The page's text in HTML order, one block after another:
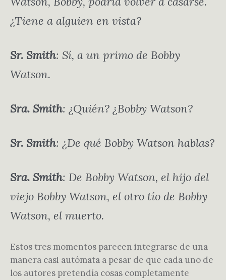
¿Tiene a alguien en vista?
Sr. Smith: Sí, a un primo de Bobby
Watson.
Sra. Smith: ¿Quién? ¿Bobby Watson?
Sr. Smith: ¿De qué Bobby Watson hablas?
Sra. Smith: De Bobby Watson, el hijo del
viejo Bobby Watson, el otro tío de Bobby
Watson, el muerto.
Estos tres momentos parecen integrarse de una
manera casi autómata a pesar de que cada uno de
los autores pretendía cosas completamente